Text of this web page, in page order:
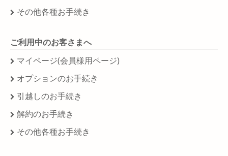
その他各種お手続き
ご利用中のお客さまへ
マイページ(会員様用ページ)
オプションのお手続き
引越しのお手続き
解約のお手続き
その他各種お手続き